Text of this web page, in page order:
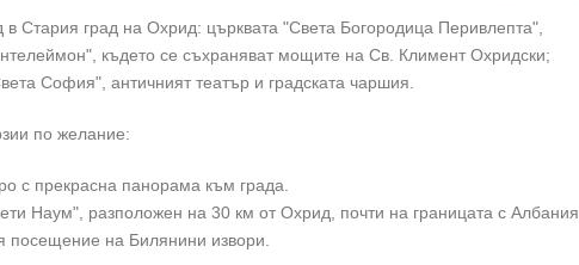
Стария град на Охрид: църквата "Света Богородица Перивлепта",
където се съхраняват мощите на Св. Климент Охридски;
София", античният театър и градската чаршия.
по желание:
с прекрасна панорама към града.
Наум", разположен на 30 км от Охрид, почти на границата с Албания,
посещение на Билянини извори.